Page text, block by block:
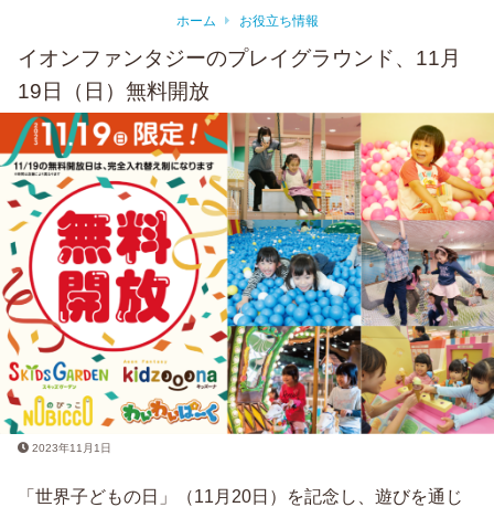
ホーム お役立ち情報
イオンファンタジーのプレイグラウンド、11月
19日（日）無料開放
2023年11月1日
「世界子どもの日」（11月20日）を記念し、遊びを通じ